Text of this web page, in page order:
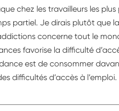
chez les travailleurs les
partiel. Je dirais plutôt que
concerne tout le
favorise la difficulté
est de consommer
difficultés d’accès à l’emploi.